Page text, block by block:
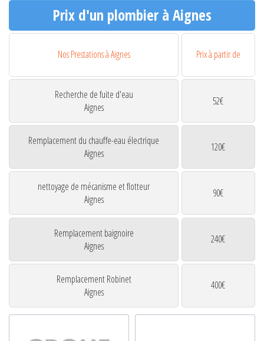
Prix d'un plombier à Aignes
Nos Prestations à Aignes Prix à partir de
Recherche de fuite d'eau
Aignes
52€
Remplacement du chauffe-eau électrique
Aignes
120€
nettoyage de mécanisme et flotteur
Aignes
90€
Remplacement baignoire
Aignes
240€
Remplacement Robinet
Aignes
400€